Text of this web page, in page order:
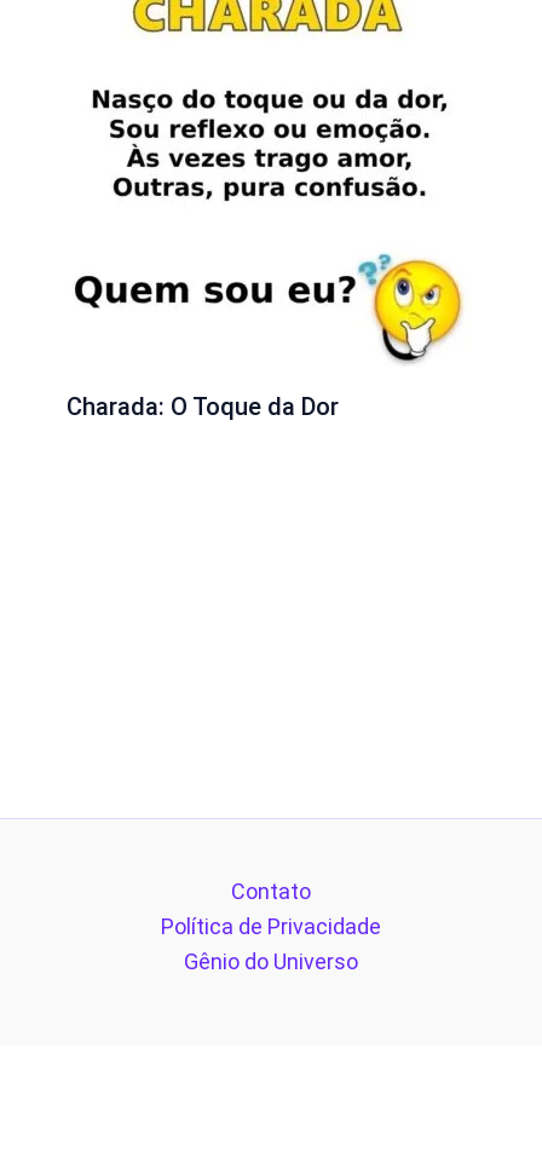
Charada: O Toque da Dor
Contato
Política de Privacidade
Gênio do Universo